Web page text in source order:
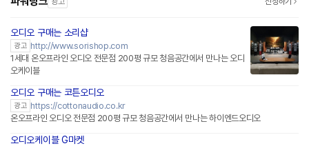
오디오 구매는 소리샵
광고 http://www.sorishop.com
1세대 온오프라인 오디오 전문점 200평 규모 청음공간에서 만나는 오디
오케이블
오디오 구매는 코튼오디오
광고 https://cottonaudio.co.kr
온오프라인 오디오 전문점 200평 규모 청음공간에서 만나는 하이엔드오디오
오디오케이블 G마켓